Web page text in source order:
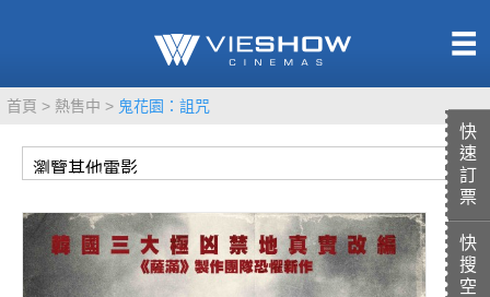
快
速
訂
票
快
搜
空
首頁 熱售中 鬼花園：詛咒
TITAN SCREEN
MUCROWN
影城餐飲
UNICORN